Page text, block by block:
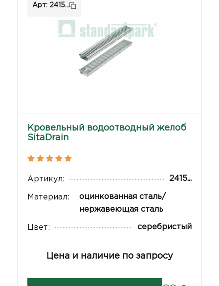
Арт: 2415...
Кровельный водоотводный желоб
SitaDrain
Артикул: 2415...
Материал:
оцинкованная сталь/
нержавеющая сталь
Цвет: серебристый
Цена и наличие по запросу